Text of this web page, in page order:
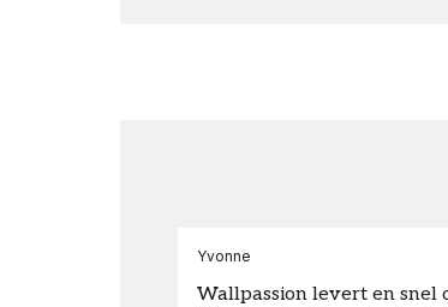
Yvonne
Wallpassion levert en snel